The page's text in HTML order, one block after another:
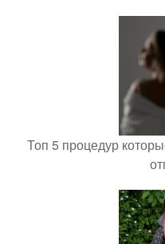
Топ 5 процедур